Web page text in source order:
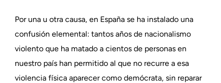
Por una u otra causa, en España se ha instalado una
confusión elemental: tantos años de nacionalismo
violento que ha matado a cientos de personas en
nuestro país han permitido al que no recurre a esa
violencia física aparecer como demócrata, sin reparar